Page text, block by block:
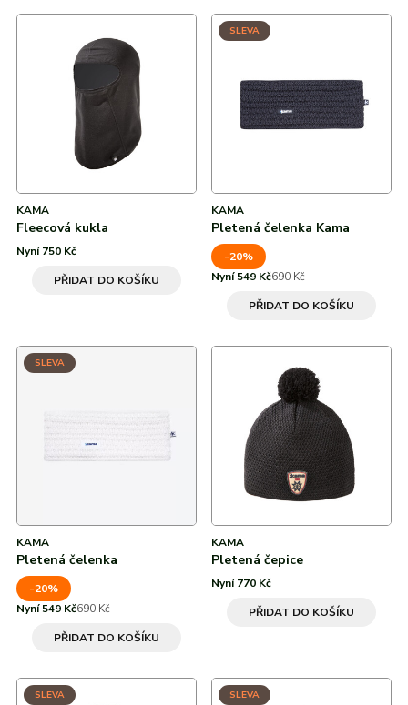
KAMA
Fleecová kukla
Nyní 750 Kč
PŘIDAT DO KOŠÍKU
SLEVA
KAMA
Pletená čelenka Kama
-20%
Nyní 549 Kč690 Kč
PŘIDAT DO KOŠÍKU
SLEVA
KAMA
Pletená čelenka
-20%
Nyní 549 Kč690 Kč
PŘIDAT DO KOŠÍKU
KAMA
Pletená čepice
Nyní 770 Kč
PŘIDAT DO KOŠÍKU
SLEVA SLEVA